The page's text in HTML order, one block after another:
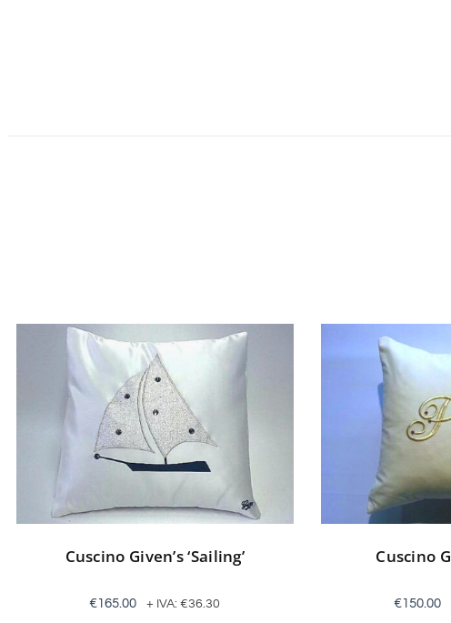
Cuscino Given’s ‘Sailing’
€165.00 + IVA:€36.30
Cuscino
€150.00